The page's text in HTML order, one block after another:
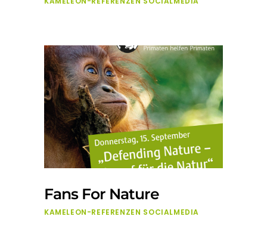
Fans For Nature
KAMELEON-REFERENZEN SOCIALMEDIA